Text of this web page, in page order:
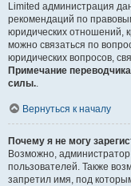
Limited администрация
рекомендаций по
юридических отношений,
можно связаться по
юридических вопросов,
Примечание
силы..
Вернуться к началу
Почему я не могу
Возможно,
пользователей. Также
запретил имя, под